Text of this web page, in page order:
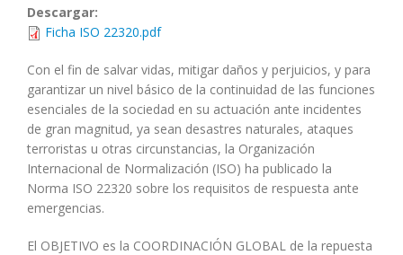
Descargar:
Ficha ISO 22320.pdf
Con el fin de salvar vidas, mitigar daños y perjuicios, y para
garantizar un nivel básico de la continuidad de las funciones
esenciales de la sociedad en su actuación ante incidentes
de gran magnitud, ya sean desastres naturales, ataques
terroristas u otras circunstancias, la Organización
Internacional de Normalización (ISO) ha publicado la
Norma ISO 22320 sobre los requisitos de respuesta ante
emergencias.
El OBJETIVO es la COORDINACIÓN GLOBAL de la repuesta